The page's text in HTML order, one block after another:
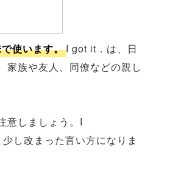
使います。I got it．は、日
家族や友人、同僚などの親し
意しましょう。I
し改まった言い方になりま